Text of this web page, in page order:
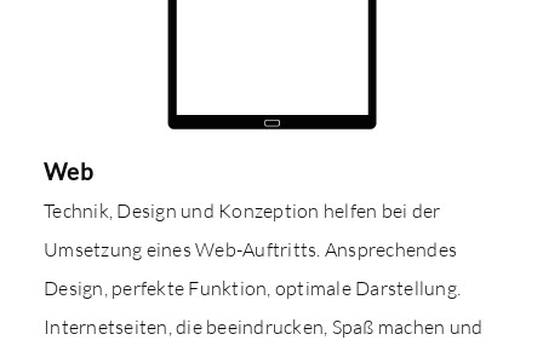
Web
Technik, Design und Konzeption helfen bei der
Umsetzung eines Web-Auftritts. Ansprechendes
Design, perfekte Funktion, optimale Darstellung.
Internetseiten, die beeindrucken, Spaß machen und